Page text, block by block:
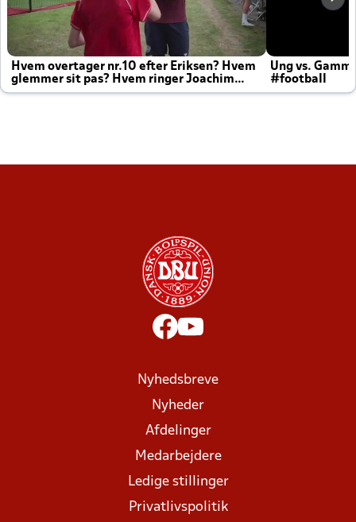
Hvem overtager nr.10 efter Eriksen? Hvem
glemmer sit pas? Hvem ringer Joachim
altid til efter kampe?
Ung vs.
#football
Nyhedsbreve
Nyheder
Afdelinger
Medarbejdere
Ledige stillinger
Privatlivspolitik